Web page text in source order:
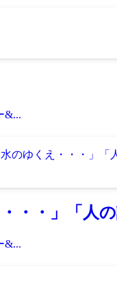
&...
・・」「人
&...